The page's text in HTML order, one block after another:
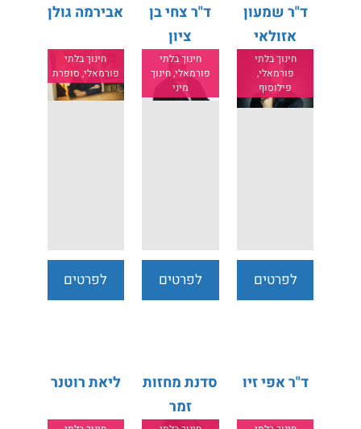
ד"ר שמעון
אזולאי
חינוך בלתי
פורמאלי,
פילוסוף
לפרטים
ד"ר צחי בן
ציון
חינוך בלתי
פורמאלי, חינוך
מיני
לפרטים
אבירמה גולן
חינוך בלתי
פורמאלי, סופרת
לפרטים
ד"ר אפי זיו
סדנת מחזות
זמר
ליאת רוטנר